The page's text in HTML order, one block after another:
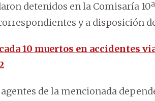
detenidos en la Comisaría
y a disposición
10 muertos en accidentes
de la mencionada